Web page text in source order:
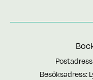
Besöksadress: